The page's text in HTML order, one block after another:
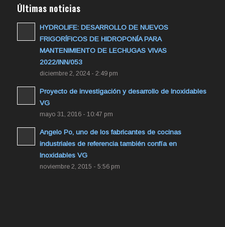
Últimas noticias
HYDROLIFE: DESARROLLO DE NUEVOS
FRIGORÍFICOS DE HIDROPONÍA PARA
MANTENIMIENTO DE LECHUGAS VIVAS
2022/INN/053
diciembre 2, 2024 - 2:49 pm
Proyecto de investigación y desarrollo de Inoxidables
VG
mayo 31, 2016 - 10:47 pm
Angelo Po, uno de los fabricantes de cocinas
industriales de referencia también confía en
Inoxidables VG
noviembre 2, 2015 - 5:56 pm